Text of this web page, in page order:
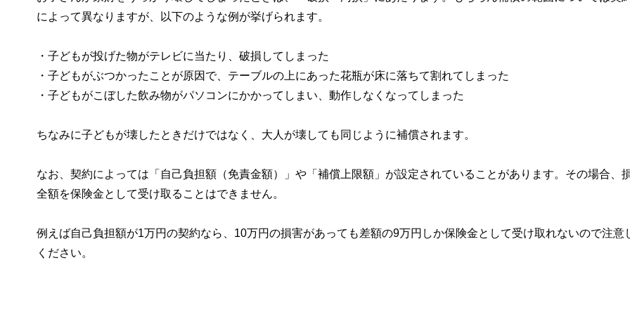
によって異なりますが、以下のような例が挙げられます。
・子どもが投げた物がテレビに当たり、破損してしまった
・子どもがぶつかったことが原因で、テーブルの上にあった花瓶が床に落ちて割れてしまった
・子どもがこぼした飲み物がパソコンにかかってしまい、動作しなくなってしまった
ちなみに子どもが壊したときだけではなく、大人が壊しても同じように補償されます。
なお、契約によっては「自己負担額（免責金額）」や「補償上限額」が設定されていることがあります。その場合、
全額を保険金として受け取ることはできません。
例えば自己負担額が1万円の契約なら、10万円の損害があっても差額の9万円しか保険金として受け取れないので注意
ください。